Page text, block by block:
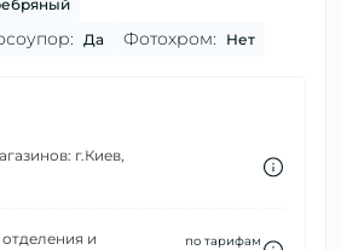
Да Фотохром: Нет
г.Киев,
и
по тарифам